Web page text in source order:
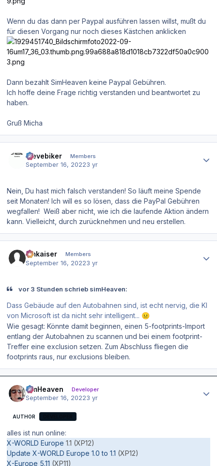
Wenn du das dann per Paypal ausführen lassen willst, mußt du
für diesen Vorgang nur noch dieses Kästchen anklicken
Dann bezahlt SimHeaven keine Paypal Gebühren.
Ich hoffe deine Frage richtig verstanden und beantwortet zu
haben.
Gruß Micha
stevebiker Members
September 16, 20223 yr
Nein, Du hast mich falsch verstanden! So läuft meine Spende
seit Monaten! Ich will es so lösen, dass die PayPal Gebühren
wegfallen! Weiß aber nicht, wie ich die laufende Aktion ändern
kann. Vielleicht, durch zurücknehmen und neu erstellen.
hmkaiser Members
September 16, 20223 yr
vor 3 Stunden schrieb simHeaven:
Dass Gebäude auf den Autobahnen sind, ist echt nervig, die KI
von Microsoft ist da nicht sehr intelligent... 😐
Wie gesagt: Könnte damit beginnen, einen 5-footprints-Import
entlang der Autobahnen zu scannen und bei einem footprint-
Treffer eine exclusion setzen. Zum Abschluss fliegen die
footprints raus, nur exclusions bleiben.
simHeaven Developer
September 16, 20223 yr
AUTHOR
alles ist nun online:
X-WORLD Europe 1.1 (XP12)
Update X-WORLD Europe 1.0 to 1.1 (XP12)
X-Europe 5.11 (XP11)